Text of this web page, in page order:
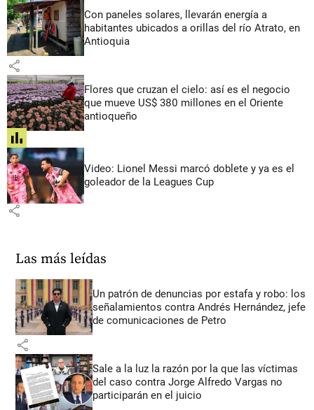
Con paneles solares, llevarán energía a
habitantes ubicados a orillas del río Atrato, en
Antioquia
share
Flores que cruzan el cielo: así es el negocio
que mueve US$ 380 millones en el Oriente
antioqueño
share
Video: Lionel Messi marcó doblete y ya es el
goleador de la Leagues Cup
share
Las más leídas
Un patrón de denuncias por estafa y robo: los
señalamientos contra Andrés Hernández, jefe
de comunicaciones de Petro
share
Sale a la luz la razón por la que las víctimas
del caso contra Jorge Alfredo Vargas no
participarán en el juicio